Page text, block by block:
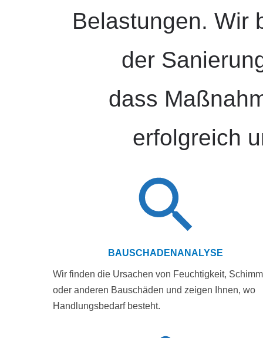
Belastungen. Wir
der
dass
erfolgreich
BAUSCHADENANALYSE
Wir finden die Ursachen von Feuchtigkeit,
oder anderen Bauschäden und zeigen Ihnen, wo
Handlungsbedarf besteht.